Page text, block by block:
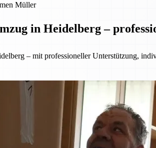
Müller
in Heidelberg –
– mit professioneller Unterstützung,